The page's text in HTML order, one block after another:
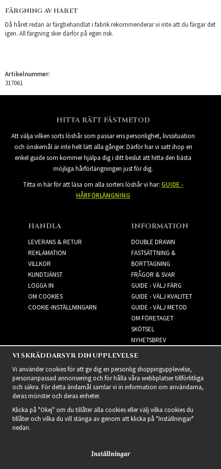
FÄRGNING AV HÅRET
Då håret redan är färgbehandlat i fabrik rekommenderar vi inte att du färgar det
igen. All färgning sker därför på egen risk.
Artikelnummer:
317061
HITTA RÄTT FÄSTMETOD
Att välja vilken sorts löshår som passar ens personlighet, livssituation
och önskemål är inte helt lätt alla gånger. Därför har vi satt ihop en
enkel guide som kommer hjälpa dig i ditt beslut att hitta den bästa
möjliga hårförlängningen just för dig.
Titta in här för att läsa om alla sorters löshår vi har: GUIDE -
HÅRFÖRLÄNGNING
HANDLA
LEVERANS & RETUR
REKLAMATION
VILLKOR
KUNDTJÄNST
LOGGA IN
OM COOKIES
COOKIE-INSTÄLLNINGARN
INFORMATION
DOUBLE DRAWN
FASTSÄTTNING &
BORTTAGNING
FRÅGOR & SVAR
GUIDE - VÄLJ FÄRG
GUIDE - VÄLJ KVALITET
GUIDE - VÄLJ METOD
OM FÖRETAGET
SKÖTSEL
NYHETSBREV
NYHETSBREV
VI SKRÄDDARSYR DIN UPPLEVELSE
Vi använder cookies för att ge dig en personlig shoppingupplevelse,
personanpassad annonsering och för hålla våra webbplatser tillförlitliga
och säkra. För detta ändamål samlar vi in information om användarna,
deras mönster och deras enheter.
Klicka på "Okej" om du tillåter alla cookies eller välj vilka cookies du
tillåter och vilka du vill stänga av genom att klicka på "Inställningar"
nedan.
Inställningar